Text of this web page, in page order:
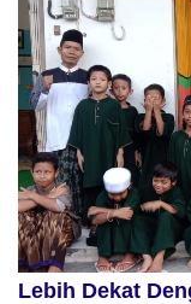
Lebih Dekat